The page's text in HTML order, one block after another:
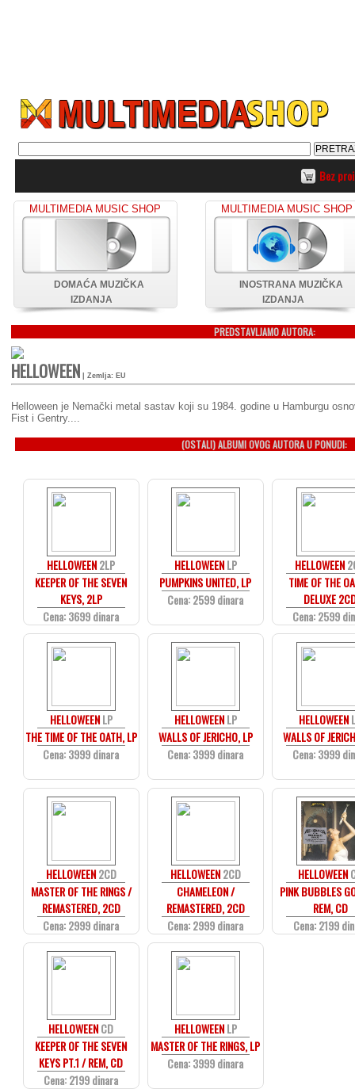
Bez
MULTIMEDIA MUSIC SHOP
DOMAĆA MUZIČKA
IZDANJA
MULTIMEDIA MUSIC SHOP
INOSTRANA MUZIČKA
IZDANJA
PREDSTAVLJAMO AUTORA:
HELLOWEEN | Zemlja: EU
Helloween je Nemački metal sastav koji su 1984. godine u Hamburgu
Fist i Gentry....
(OSTALI) ALBUMI OVOG AUTORA U PONUDI:
HELLOWEEN2LP
KEEPER OF THE SEVEN
KEYS, 2LP
Cena: 3699 dinara
HELLOWEENLP
PUMPKINS UNITED, LP
Cena: 2599 dinara
HELLOWEEN
TIME OF THE
DELUXE
Cena: 2599
HELLOWEENLP
THE TIME OF THE OATH, LP
Cena: 3999 dinara
HELLOWEENLP
WALLS OF JERICHO, LP
Cena: 3999 dinara
HELLOWEEN
WALLS OF
Cena: 3999
HELLOWEEN2CD
MASTER OF THE RINGS /
REMASTERED, 2CD
Cena: 2999 dinara
HELLOWEEN2CD
CHAMELEON /
REMASTERED, 2CD
Cena: 2999 dinara
HELLOWEEN
PINK BUBBLES
REM, CD
Cena: 2199
HELLOWEENCD
KEEPER OF THE SEVEN
KEYS PT.1 / REM, CD
Cena: 2199 dinara
HELLOWEENLP
MASTER OF THE RINGS, LP
Cena: 3999 dinara